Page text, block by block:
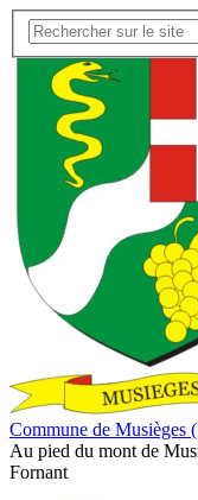
Commune de Musièges
Au pied du mont de
Fornant